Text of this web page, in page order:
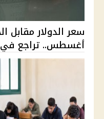
أغسطس.. تراجع في 10 بنوك وارت...